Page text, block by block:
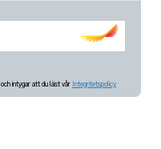
och intygar att du läst vår Integritetspolicy.